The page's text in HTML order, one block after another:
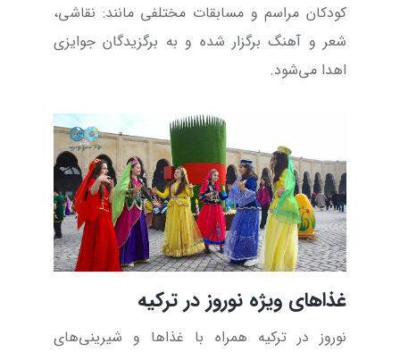
کودکان مراسم و مسابقات مختلفی مانند: نقاشی،
شعر و آهنگ برگزار شده و به برگزیدگان جوایزی
اهدا می‌شود.
غذاهای ویژه نوروز در ترکیه
نوروز در ترکیه همراه با غذاها و شیرینی‌های